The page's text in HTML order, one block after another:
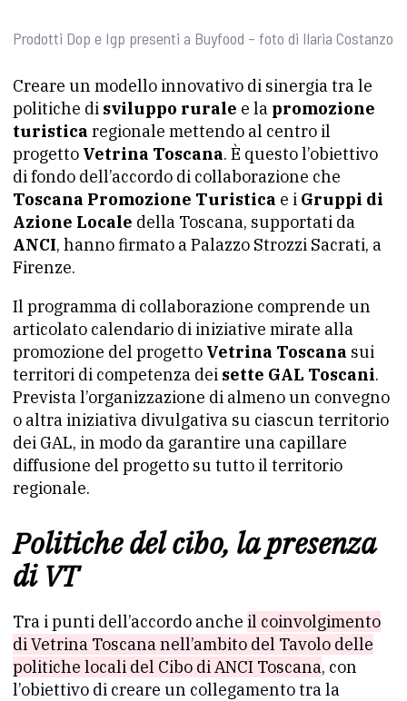
Prodotti Dop e Igp presenti a Buyfood – foto di Ilaria Costanzo
Creare un modello innovativo di sinergia tra le
politiche di sviluppo rurale e la promozione
turistica regionale mettendo al centro il
progetto Vetrina Toscana. È questo l’obiettivo
di fondo dell’accordo di collaborazione che
Toscana Promozione Turistica e i Gruppi di
Azione Locale della Toscana, supportati da
ANCI, hanno firmato a Palazzo Strozzi Sacrati, a
Firenze.
Il programma di collaborazione comprende un
articolato calendario di iniziative mirate alla
promozione del progetto Vetrina Toscana sui
territori di competenza dei sette GAL Toscani.
Prevista l’organizzazione di almeno un convegno
o altra iniziativa divulgativa su ciascun territorio
dei GAL, in modo da garantire una capillare
diffusione del progetto su tutto il territorio
regionale.
Politiche del cibo, la presenza
di VT
Tra i punti dell’accordo anche il coinvolgimento
di Vetrina Toscana nell’ambito del Tavolo delle
politiche locali del Cibo di ANCI Toscana, con
l’obiettivo di creare un collegamento tra la